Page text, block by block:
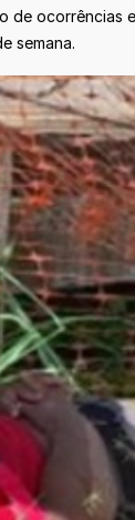
de ocorrências
semana.